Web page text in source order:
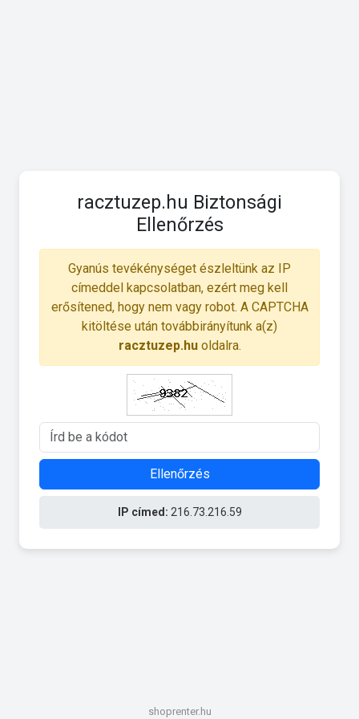
racztuzep.hu Biztonsági
Ellenőrzés
Gyanús tevékénységet észleltünk az IP
címeddel kapcsolatban, ezért meg kell
erősítened, hogy nem vagy robot. A CAPTCHA
kitöltése után továbbirányítunk a(z)
racztuzep.huoldalra.
Ellenőrzés
IP címed: 216.73.216.59
shoprenter.hu